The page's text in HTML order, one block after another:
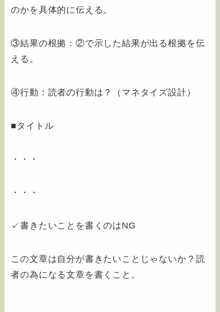
のかを具体的に伝える。
③結果の根拠：②で示した結果が出る根拠を伝
える。
④行動：読者の行動は？（マネタイズ設計）
■タイトル
・・・
・・・
✓書きたいことを書くのはNG
この文章は自分が書きたいことじゃないか？読
者の為になる文章を書くこと。